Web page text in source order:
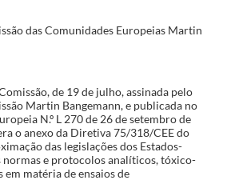
das Comunidades Europeias Martin
de 19 de julho, assinada pelo
Martin Bangemann, e publicada no
N.º L 270 de 26 de setembro de
o anexo da Diretiva 75/318/CEE do
das legislações dos Estados-
normas e protocolos analíticos, tóxico-
matéria de ensaios de